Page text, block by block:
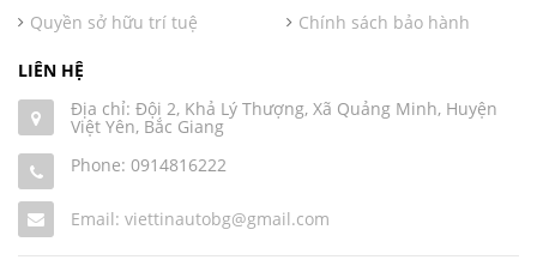
Quyền sở hữu trí tuệ
Chính sách bảo hành
LIÊN HỆ
Địa chỉ: Đội 2, Khả Lý Thượng, Xã Quảng Minh, Huyện
Việt Yên, Bắc Giang
Phone: 0914816222
Email: viettinautobg@gmail.com